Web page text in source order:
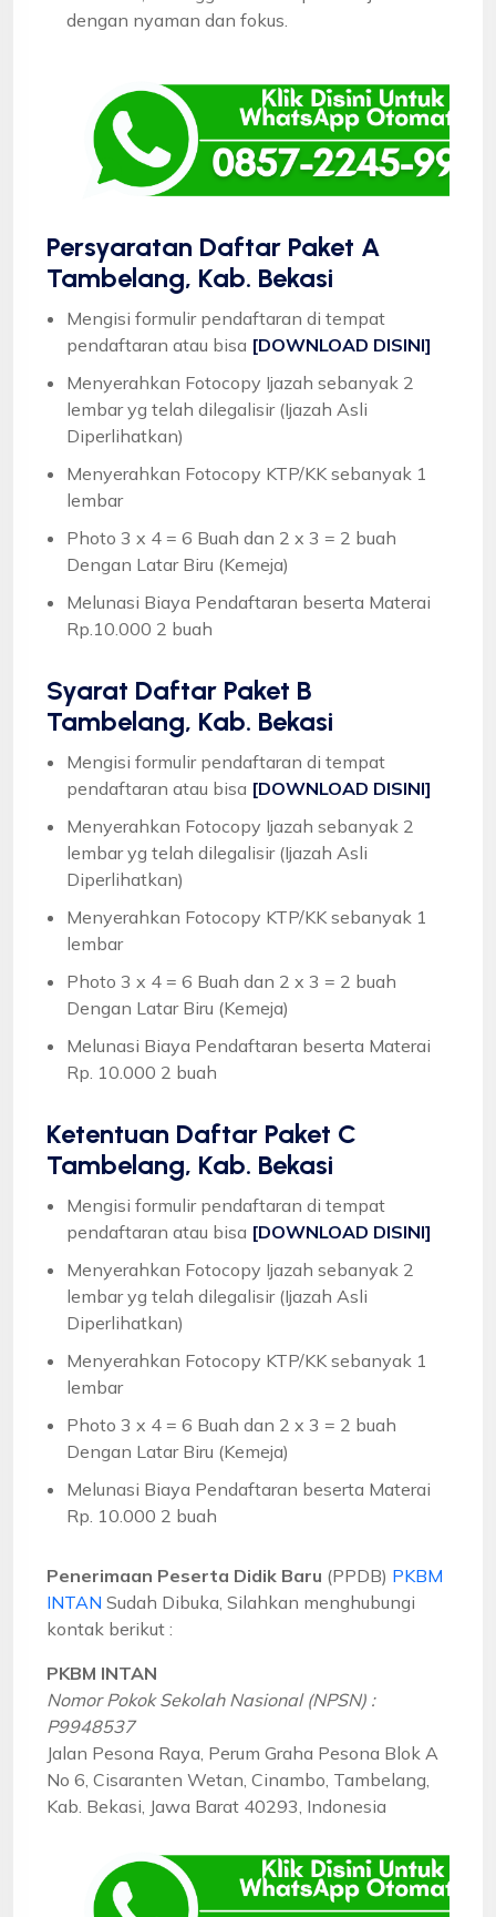
dengan nyaman dan fokus.
Persyaratan Daftar Paket A
Tambelang, Kab. Bekasi
Mengisi formulir pendaftaran di tempat
pendaftaran atau bisa [DOWNLOAD DISINI]
Menyerahkan Fotocopy Ijazah sebanyak 2
lembar yg telah dilegalisir (Ijazah Asli
Diperlihatkan)
Menyerahkan Fotocopy KTP/KK sebanyak 1
lembar
Photo 3 x 4 = 6 Buah dan 2 x 3 = 2 buah
Dengan Latar Biru (Kemeja)
Melunasi Biaya Pendaftaran beserta Materai
Rp.10.000 2 buah
Syarat Daftar Paket B
Tambelang, Kab. Bekasi
Mengisi formulir pendaftaran di tempat
pendaftaran atau bisa [DOWNLOAD DISINI]
Menyerahkan Fotocopy Ijazah sebanyak 2
lembar yg telah dilegalisir (Ijazah Asli
Diperlihatkan)
Menyerahkan Fotocopy KTP/KK sebanyak 1
lembar
Photo 3 x 4 = 6 Buah dan 2 x 3 = 2 buah
Dengan Latar Biru (Kemeja)
Melunasi Biaya Pendaftaran beserta Materai
Rp. 10.000 2 buah
Ketentuan Daftar Paket C
Tambelang, Kab. Bekasi
Mengisi formulir pendaftaran di tempat
pendaftaran atau bisa [DOWNLOAD DISINI]
Menyerahkan Fotocopy Ijazah sebanyak 2
lembar yg telah dilegalisir (Ijazah Asli
Diperlihatkan)
Menyerahkan Fotocopy KTP/KK sebanyak 1
lembar
Photo 3 x 4 = 6 Buah dan 2 x 3 = 2 buah
Dengan Latar Biru (Kemeja)
Melunasi Biaya Pendaftaran beserta Materai
Rp. 10.000 2 buah
Penerimaan Peserta Didik Baru (PPDB) PKBM
INTAN Sudah Dibuka, Silahkan menghubungi
kontak berikut :
PKBM INTAN
Nomor Pokok Sekolah Nasional (NPSN) :
P9948537
Jalan Pesona Raya, Perum Graha Pesona Blok A
No 6, Cisaranten Wetan, Cinambo, Tambelang,
Kab. Bekasi, Jawa Barat 40293, Indonesia